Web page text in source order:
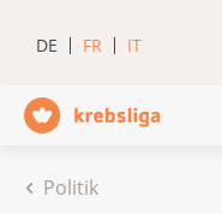
DE FR IT
Politik